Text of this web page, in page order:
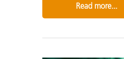
Read more...